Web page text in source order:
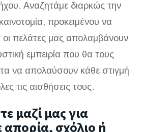
Αναζητάμε διαρκώς την
προκειμένου να
οι πελάτες μας απολαμβάνουν
εμπειρία που θα τους
να απολαύσουν κάθε στιγμή
τις αισθήσεις τους.
μαζί μας για
σχόλιο ή